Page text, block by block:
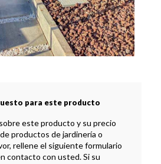
para este producto
este producto y su precio
productos de jardinería o
rellene el siguiente formulario
contacto con usted. Si su